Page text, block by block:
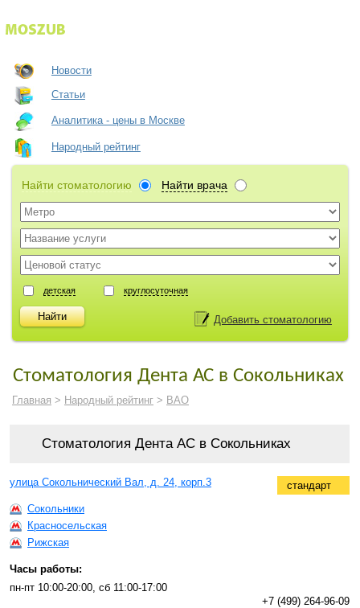
Новости
Статьи
Аналитика - цены в Москве
Народный рейтинг
Найти стоматологию Найти врача
детская круглосуточная
Добавить стоматологию
Стоматология Дента АС в Сокольниках
Главная > Народный рейтинг > ВАО
Стоматология Дента АС в Сокольниках
стандарт
улица Сокольнический Вал, д. 24, корп.3
Сокольники
Красносельская
Рижская
Часы работы:
пн-пт 10:00-20:00, сб 11:00-17:00
+7 (499) 264-96-09